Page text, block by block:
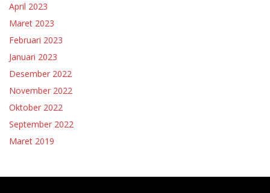
April 2023
Maret 2023
Februari 2023
Januari 2023
Desember 2022
November 2022
Oktober 2022
September 2022
Maret 2019